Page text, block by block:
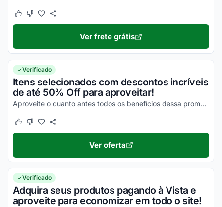
Este cupom funcionou
Este cupom não funcionou
Ver frete grátis
Verificado
Itens selecionados com descontos incríveis
de até 50% Off para aproveitar!
Aproveite o quanto antes todos os benefícios dessa promoção e economize!
Este cupom funcionou
Este cupom não funcionou
Ver oferta
Verificado
Adquira seus produtos pagando à Vista e
aproveite para economizar em todo o site!